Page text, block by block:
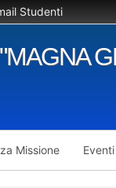
Studenti
Missione Eventi